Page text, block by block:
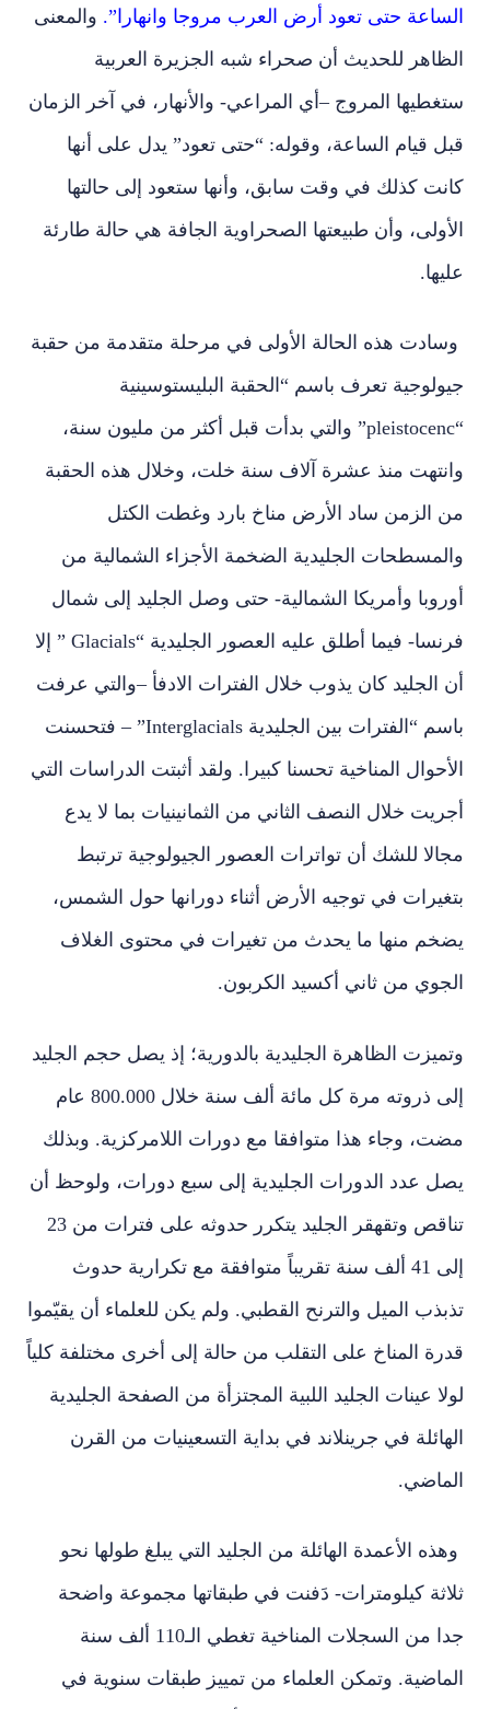
الساعة حتى تعود أرض العرب مروجا وانهارا”. والمعنى
الظاهر للحديث أن صحراء شبه الجزيرة العربية
ستغطيها المروج –أي المراعي- والأنهار، في آخر الزمان
قبل قيام الساعة، وقوله: “حتى تعود” يدل على أنها
كانت كذلك في وقت سابق، وأنها ستعود إلى حالتها
الأولى، وأن طبيعتها الصحراوية الجافة هي حالة طارئة
عليها.
وسادت هذه الحالة الأولى في مرحلة متقدمة من حقبة
جيولوجية تعرف باسم “الحقبة البليستوسينية
“pleistocenc” والتي بدأت قبل أكثر من مليون سنة،
وانتهت منذ عشرة آلاف سنة خلت، وخلال هذه الحقبة
من الزمن ساد الأرض مناخ بارد وغطت الكتل
والمسطحات الجليدية الضخمة الأجزاء الشمالية من
أوروبا وأمريكا الشمالية- حتى وصل الجليد إلى شمال
فرنسا- فيما أطلق عليه العصور الجليدية “Glacials ” إلا
أن الجليد كان يذوب خلال الفترات الادفأ –والتي عرفت
باسم “الفترات بين الجليدية Interglacials” – فتحسنت
الأحوال المناخية تحسنا كبيرا. ولقد أثبتت الدراسات التي
أجريت خلال النصف الثاني من الثمانينيات بما لا يدع
مجالا للشك أن تواترات العصور الجيولوجية ترتبط
بتغيرات في توجيه الأرض أثناء دورانها حول الشمس،
يضخم منها ما يحدث من تغيرات في محتوى الغلاف
الجوي من ثاني أكسيد الكربون.
وتميزت الظاهرة الجليدية بالدورية؛ إذ يصل حجم الجليد
إلى ذروته مرة كل مائة ألف سنة خلال 800.000 عام
مضت، وجاء هذا متوافقا مع دورات اللامركزية. وبذلك
يصل عدد الدورات الجليدية إلى سبع دورات، ولوحظ أن
تناقص وتقهقر الجليد يتكرر حدوثه على فترات من 23
إلى 41 ألف سنة تقريباً متوافقة مع تكرارية حدوث
تذبذب الميل والترنح القطبي. ولم يكن للعلماء أن يقيّموا
قدرة المناخ على التقلب من حالة إلى أخرى مختلفة كلياً
لولا عينات الجليد اللبية المجتزأة من الصفحة الجليدية
الهائلة في جرينلاند في بداية التسعينيات من القرن
الماضي.
وهذه الأعمدة الهائلة من الجليد التي يبلغ طولها نحو
ثلاثة كيلومترات- دَفنت في طبقاتها مجموعة واضحة
جدا من السجلات المناخية تغطي الـ110 ألف سنة
الماضية. وتمكن العلماء من تمييز طبقات سنوية في